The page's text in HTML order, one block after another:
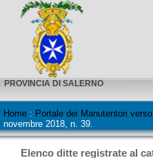
PROVINCIA DI SALERNO
Home : Portale dei Manutentori
novembre 2018, n. 39.
Elenco ditte registrate al